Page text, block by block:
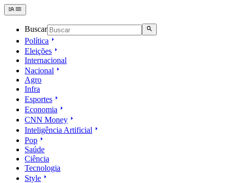
Buscar
Política
Eleições
Internacional
Nacional
Agro
Infra
Esportes
Economia
CNN Money
Inteligência Artificial
Pop
Saúde
Ciência
Tecnologia
Style